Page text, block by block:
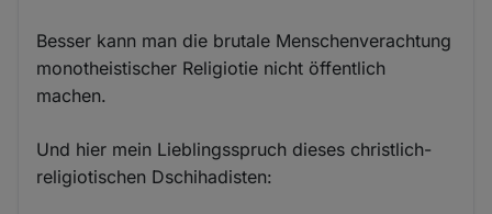
Besser kann man die brutale Menschenverachtung
monotheistischer Religiotie nicht öffentlich
machen.
Und hier mein Lieblingsspruch dieses christlich-
religiotischen Dschihadisten: